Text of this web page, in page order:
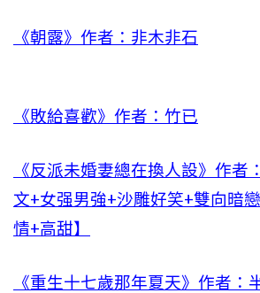
《朝露》作者：非木非石
《敗給喜歡》作者：竹已
《反派未婚妻總在換人設》作者
文+女强男強+沙雕好笑+雙向暗
情+高甜】
《重生十七歲那年夏天》作者：